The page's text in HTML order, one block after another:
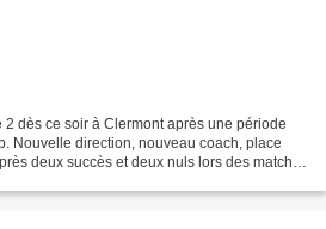
2 dès ce soir à Clermont après une période
Nouvelle direction, nouveau coach, place
deux succès et deux nuls lors des matchs